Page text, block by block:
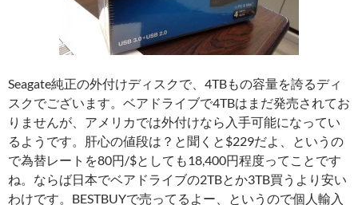
Seagate純正の外付けディスクで、4TBもの容量を誇るディ
スクでございます。ベアドライブで4TBはまだ発売されてお
りませんが、アメリカでは外付けなら入手可能になってい
るようです。肝心の値段は？と聞くと$229だよ、というの
で為替レートを80円/$としても18,400円程度ってことです
ね。ならば日本でベアドライブの2TBとか3TB買うより安い
わけです。BESTBUYで売ってるよー、というので個人輸入